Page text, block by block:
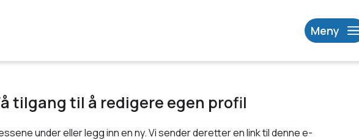
Meny
tilgang til å redigere egen profil
under eller legg inn en ny. Vi sender deretter en link til denne e-